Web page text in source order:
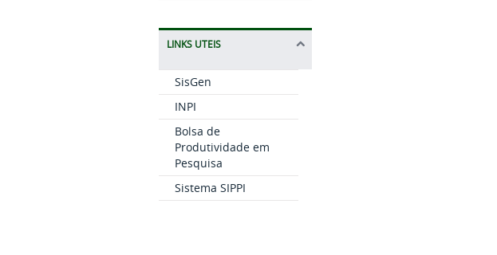
LINKS UTEIS
SisGen
INPI
Bolsa de
Produtividade em
Pesquisa
Sistema SIPPI